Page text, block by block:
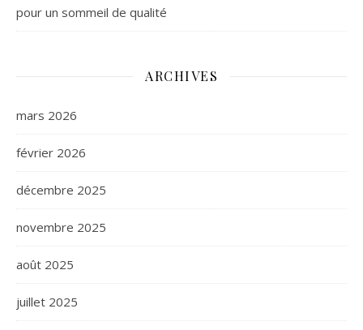
pour un sommeil de qualité
ARCHIVES
mars 2026
février 2026
décembre 2025
novembre 2025
août 2025
juillet 2025